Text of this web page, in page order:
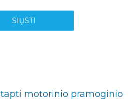
SIŲSTI
motorinio pramoginio